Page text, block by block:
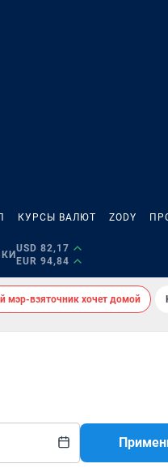
КУРСЫ ВАЛЮТ ZODY
USD 82,17
EUR 94,84
мэр-взяточник хочет домой